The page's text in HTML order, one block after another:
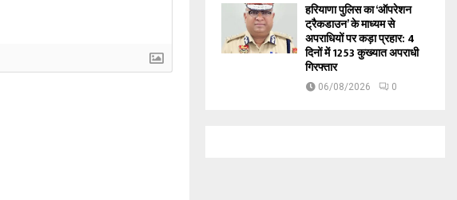
हरियाणा पुलिस का ‘ऑपरेशन
ट्रैकडाउन’ के माध्यम से
अपराधियों पर कड़ा प्रहार: 4
दिनों में 1253 कुख्यात अपराधी
गिरफ्तार
06/08/2026 0